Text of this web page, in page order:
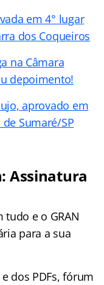
em 4° lugar
dos Coqueiros
na Câmara
depoimento!
aprovado em
Sumaré/SP
Assinatura
tudo e o GRAN
para a sua
dos PDFs, fórum